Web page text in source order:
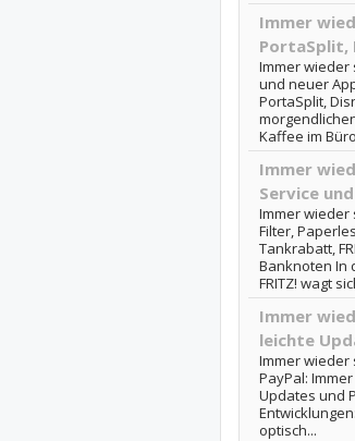
Immer
PortaSplit,
Immer wieder
und neuer
PortaSplit,
Kaffee im
Immer
Service
Immer wieder
Filter,
Tankrabatt,
Banknoten In
FRITZ! wagt
Immer
leichte
Immer wieder
PayPal:
Updates und
optisch...